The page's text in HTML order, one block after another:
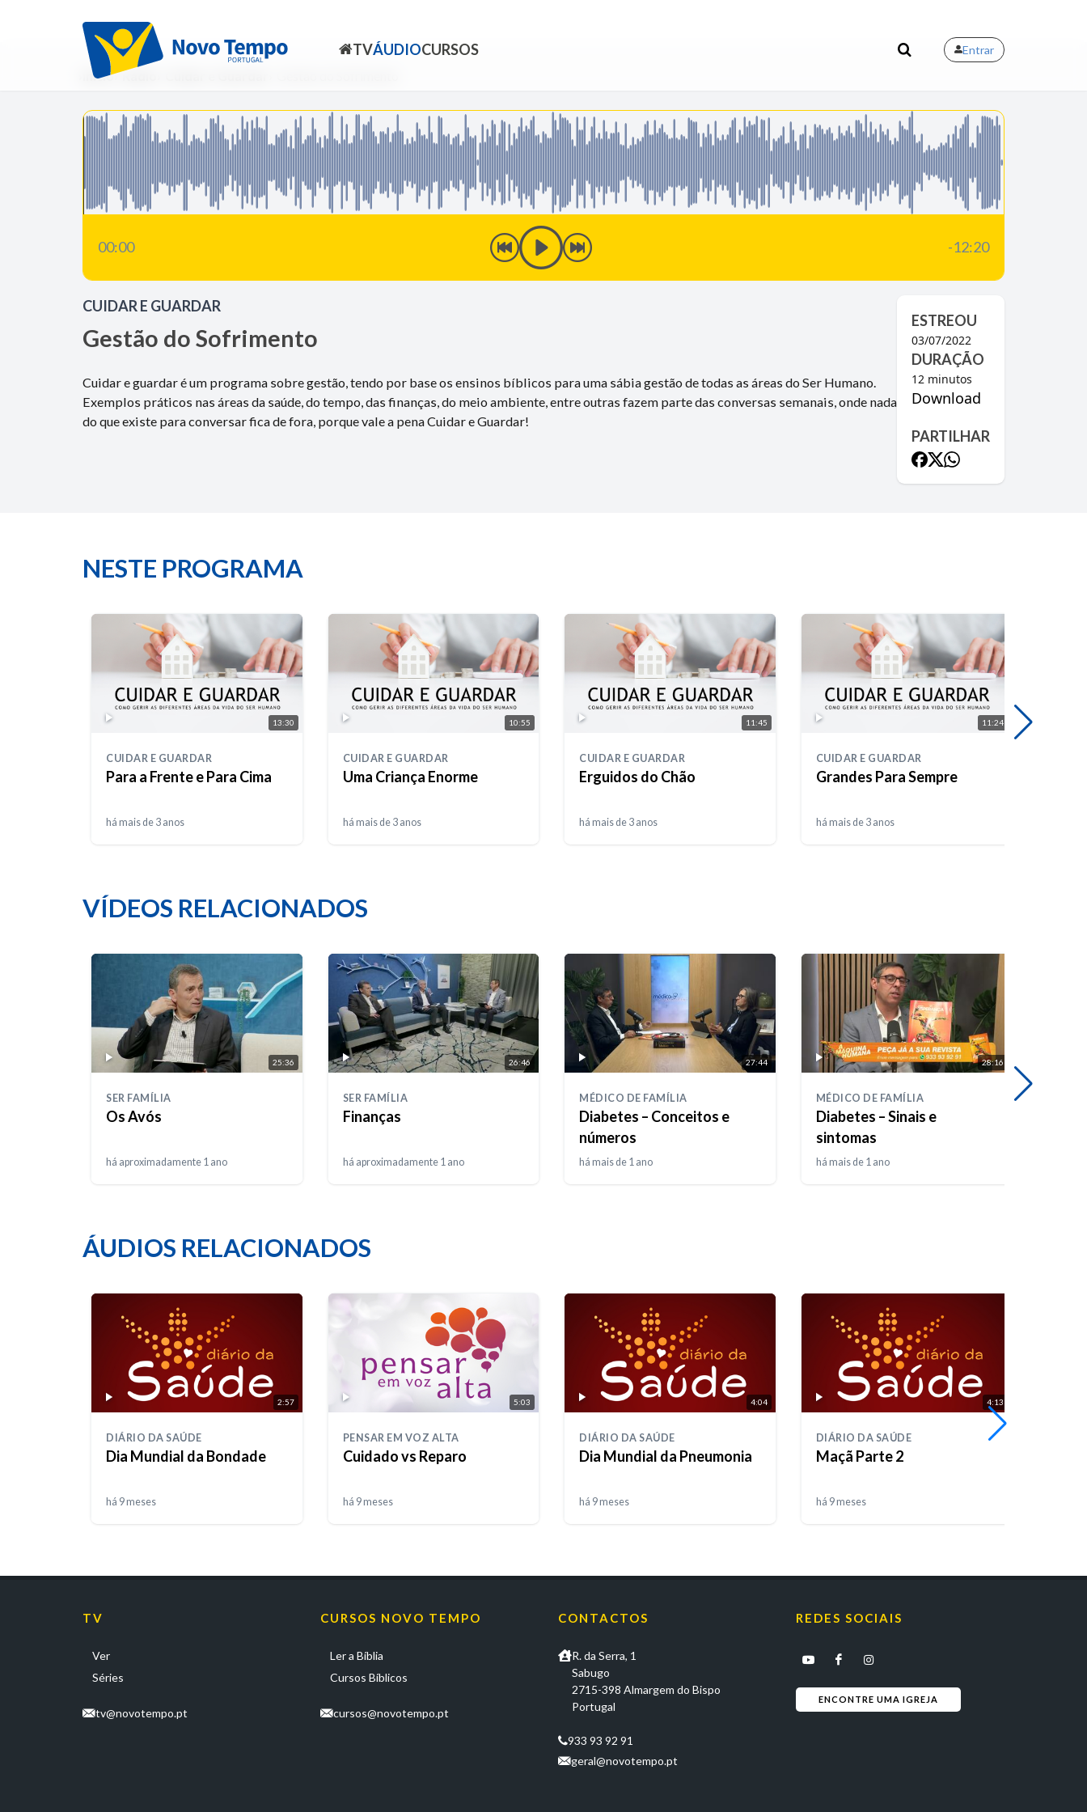
TVÁUDIOCURSOS Entrar
Início Rádio
00:00 -12:20
CUIDAR E GUARDAR
Gestão do Sofrimento
Cuidar e guardar é um programa sobre gestão, tendo por base os ensinos bíblicos para uma sábia gestão de todas as áreas do Ser Humano.
Exemplos práticos nas áreas da saúde, do tempo, das finanças, do meio ambiente, entre outras fazem parte das conversas semanais, onde nada
do que existe para conversar fica de fora, porque vale a pena Cuidar e Guardar!
ESTREOU
03/07/2022
DURAÇÃO
12 minutos
Download
PARTILHAR
NESTE PROGRAMA
13:30
CUIDAR E GUARDAR
Para a Frente e Para Cima
há mais de 3 anos
10:55
CUIDAR E GUARDAR
Uma Criança Enorme
há mais de 3 anos
11:45
CUIDAR E GUARDAR
Erguidos do Chão
há mais de 3 anos
11:24
CUIDAR E GUARDAR
Grandes Para Sempre
há mais de 3 anos
VÍDEOS RELACIONADOS
25:36
SER FAMÍLIA
Os Avós
há aproximadamente 1 ano
26:46
SER FAMÍLIA
Finanças
há aproximadamente 1 ano
27:44
MÉDICO DE FAMÍLIA
Diabetes – Conceitos e
números
há mais de 1 ano
28:16
MÉDICO DE FAMÍLIA
Diabetes – Sinais e
sintomas
há mais de 1 ano
ÁUDIOS RELACIONADOS
2:57
DIÁRIO DA SAÚDE
Dia Mundial da Bondade
há 9 meses
5:03
PENSAR EM VOZ ALTA
Cuidado vs Reparo
há 9 meses
4:04
DIÁRIO DA SAÚDE
Dia Mundial da Pneumonia
há 9 meses
4:13
DIÁRIO DA SAÚDE
Maçã Parte 2
há 9 meses
TV
Ver
Séries
tv@novotempo.pt
CURSOS NOVO TEMPO
Ler a Bíblia
Cursos Bíblicos
cursos@novotempo.pt
CONTACTOS
R. da Serra, 1
Sabugo
2715-398 Almargem do Bispo
Portugal
933 93 92 91
geral@novotempo.pt
REDES SOCIAIS
ENCONTRE UMA IGREJA